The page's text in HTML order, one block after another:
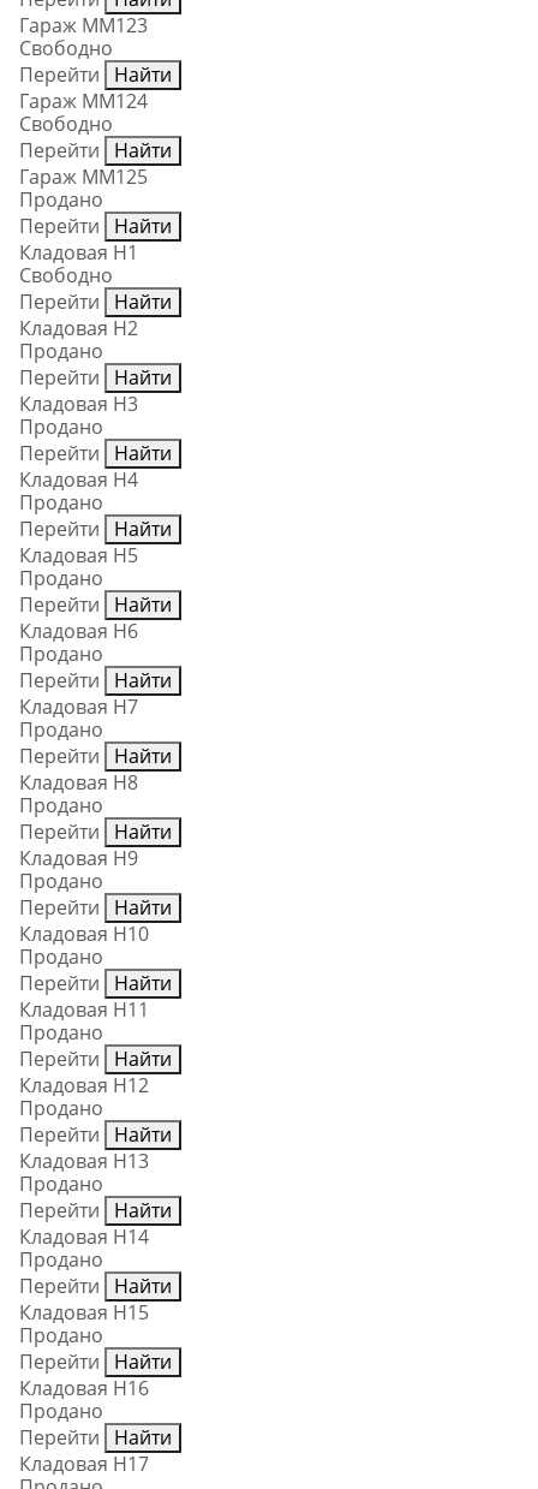
Гараж ММ123
Свободно
Перейти
Найти
Гараж ММ124
Свободно
Перейти
Найти
Гараж ММ125
Продано
Перейти
Найти
Кладовая Н1
Свободно
Перейти
Найти
Кладовая Н2
Продано
Перейти
Найти
Кладовая Н3
Продано
Перейти
Найти
Кладовая Н4
Продано
Перейти
Найти
Кладовая Н5
Продано
Перейти
Найти
Кладовая Н6
Продано
Перейти
Найти
Кладовая Н7
Продано
Перейти
Найти
Кладовая Н8
Продано
Перейти
Найти
Кладовая Н9
Продано
Перейти
Найти
Кладовая Н10
Продано
Перейти
Найти
Кладовая Н11
Продано
Перейти
Найти
Кладовая Н12
Продано
Перейти
Найти
Кладовая Н13
Продано
Перейти
Найти
Кладовая Н14
Продано
Перейти
Найти
Кладовая Н15
Продано
Перейти
Найти
Кладовая Н16
Продано
Перейти
Найти
Кладовая Н17